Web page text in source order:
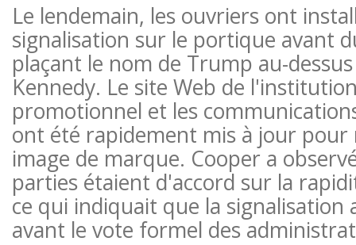
Le lendemain, les ouvriers ont
signalisation sur le portique avant
plaçant le nom de Trump au-
Kennedy. Le site Web de
promotionnel et les
ont été rapidement mis à jour pour
image de marque. Cooper a
parties étaient d'accord sur la
ce qui indiquait que la signalisation
avant le vote formel des